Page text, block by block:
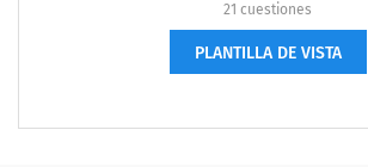
21 cuestiones
PLANTILLA DE VISTA